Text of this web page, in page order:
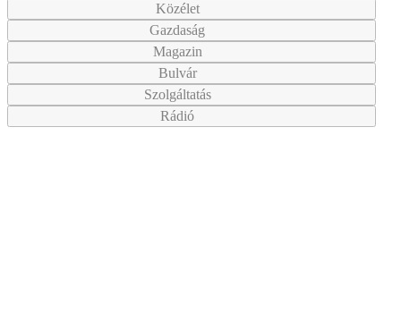
Közélet
Gazdaság
Magazin
Bulvár
Szolgáltatás
Rádió